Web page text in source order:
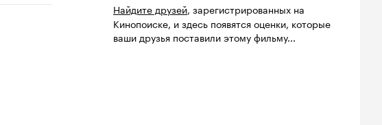
Найдите друзей, зарегистрированных на
Кинопоиске, и здесь появятся оценки, которые
ваши друзья поставили этому фильму...